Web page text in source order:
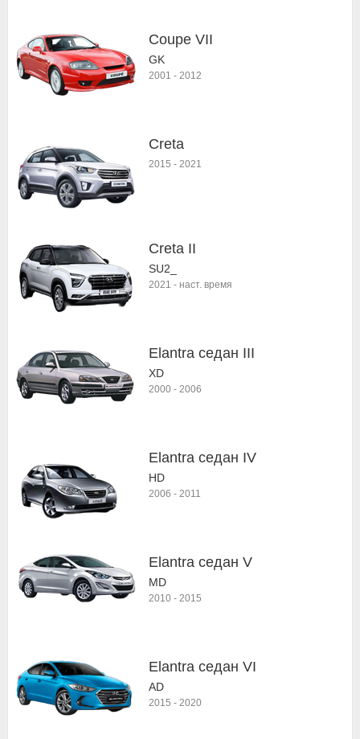
Coupe VII
GK
2001 - 2012
Creta
2015 - 2021
Creta II
SU2_
2021 - наст. время
Elantra седан III
XD
2000 - 2006
Elantra седан IV
HD
2006 - 2011
Elantra седан V
MD
2010 - 2015
Elantra седан VI
AD
2015 - 2020